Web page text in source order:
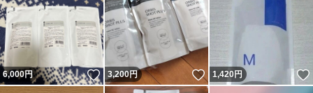
6,000円 いいね！
3,200円 いいね！
1,420円